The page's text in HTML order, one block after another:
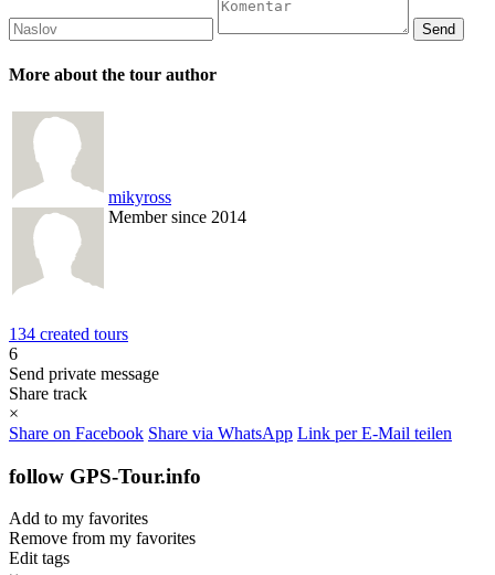
More about the tour author
mikyross
Member since 2014
134 created tours
6
Send private message
Share track
×
Share on Facebook Share via WhatsApp Link per E-Mail teilen
follow GPS-Tour.info
Add to my favorites
Remove from my favorites
Edit tags